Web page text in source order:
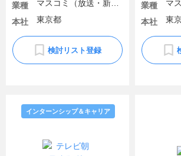
業種
本社
東京都
検討リスト登録
業種
本社
東
インターンシップ＆キャリア